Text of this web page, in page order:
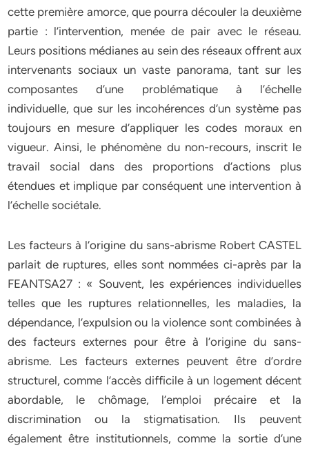
cette première amorce, que pourra découler la deuxième
partie : l’intervention, menée de pair avec le réseau.
Leurs positions médianes au sein des réseaux offrent aux
intervenants sociaux un vaste panorama, tant sur les
composantes d’une problématique à l’échelle
individuelle, que sur les incohérences d’un système pas
toujours en mesure d’appliquer les codes moraux en
vigueur. Ainsi, le phénomène du non-recours, inscrit le
travail social dans des proportions d’actions plus
étendues et implique par conséquent une intervention à
l’échelle sociétale.
Les facteurs à l‘origine du sans-abrisme Robert CASTEL
parlait de ruptures, elles sont nommées ci-après par la
FEANTSA27 : « Souvent, les expériences individuelles
telles que les ruptures relationnelles, les maladies, la
dépendance, l’expulsion ou la violence sont combinées à
des facteurs externes pour être à l’origine du sans-
abrisme. Les facteurs externes peuvent être d’ordre
structurel, comme l’accès difficile à un logement décent
abordable, le chômage, l’emploi précaire et la
discrimination ou la stigmatisation. Ils peuvent
également être institutionnels, comme la sortie d’une